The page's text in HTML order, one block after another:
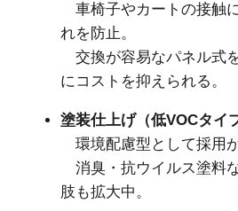
車椅子やカートの接触
れを防止。
交換が容易なパネル式
にコストを抑えられる。
塗装仕上げ（低VOCタイ
環境配慮型として採用が
消臭・抗ウイルス塗料
肢も拡大中。